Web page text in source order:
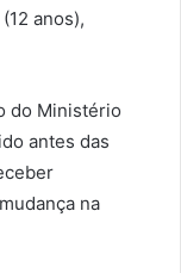
anos),
do Ministério
antes das
na